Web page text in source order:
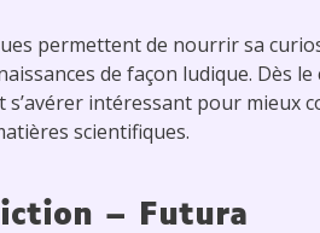
permettent de nourrir sa
de façon ludique. Dès le
intéressant pour mieux
scientifiques.
– Futura